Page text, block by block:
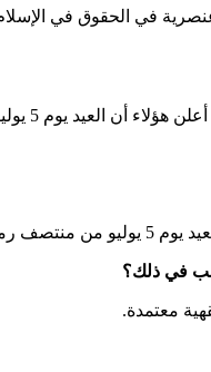
في الحقوق في
بالسويد كما يعلم الجميع.
رمضان.
معتمدة.